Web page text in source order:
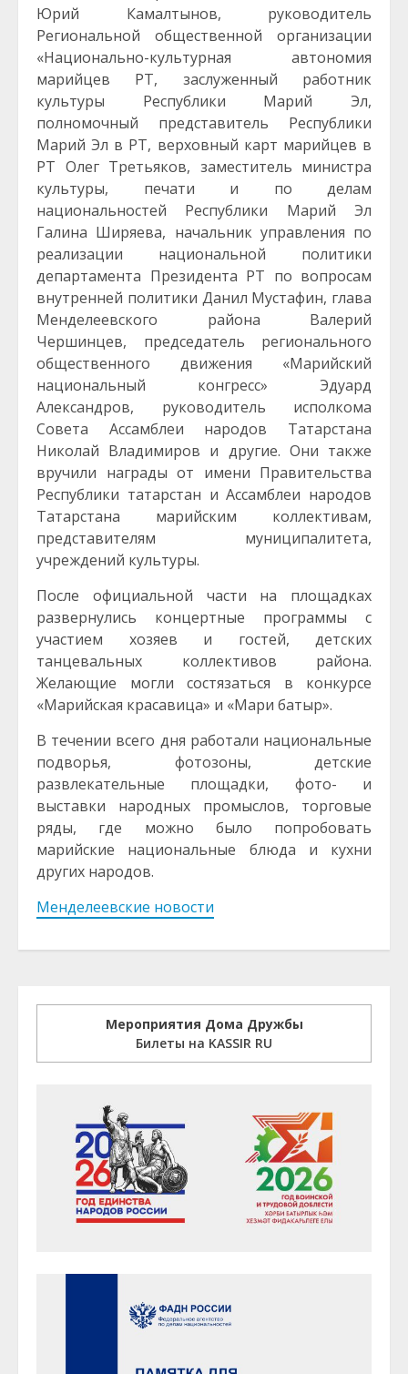
Юрий Камалтынов, руководитель
Региональной общественной организации
«Национально-культурная автономия
марийцев РТ, заслуженный работник
культуры Республики Марий Эл,
полномочный представитель Республики
Марий Эл в РТ, верховный карт марийцев в
РТ Олег Третьяков, заместитель министра
культуры, печати и по делам
национальностей Республики Марий Эл
Галина Ширяева, начальник управления по
реализации национальной политики
департамента Президента РТ по вопросам
внутренней политики Данил Мустафин, глава
Менделеевского района Валерий
Чершинцев, председатель регионального
общественного движения «Марийский
национальный конгресс» Эдуард
Александров, руководитель исполкома
Совета Ассамблеи народов Татарстана
Николай Владимиров и другие. Они также
вручили награды от имени Правительства
Республики татарстан и Ассамблеи народов
Татарстана марийским коллективам,
представителям муниципалитета,
учреждений культуры.
После официальной части на площадках
развернулись концертные программы с
участием хозяев и гостей, детских
танцевальных коллективов района.
Желающие могли состязаться в конкурсе
«Марийская красавица» и «Мари батыр».
В течении всего дня работали национальные
подворья, фотозоны, детские
развлекательные площадки, фото- и
выставки народных промыслов, торговые
ряды, где можно было попробовать
марийские национальные блюда и кухни
других народов.
Менделеевские новости
Мероприятия Дома Дружбы
Билеты на KASSIR RU